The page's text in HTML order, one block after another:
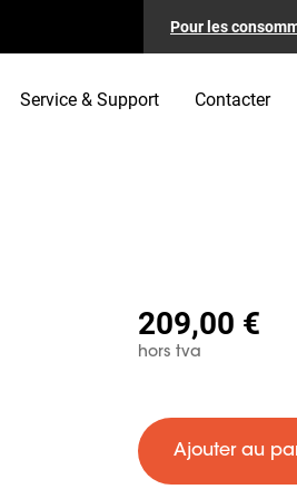
Pour les
Service & Support Contacter
209,00 €
hors tva
Ajouter au